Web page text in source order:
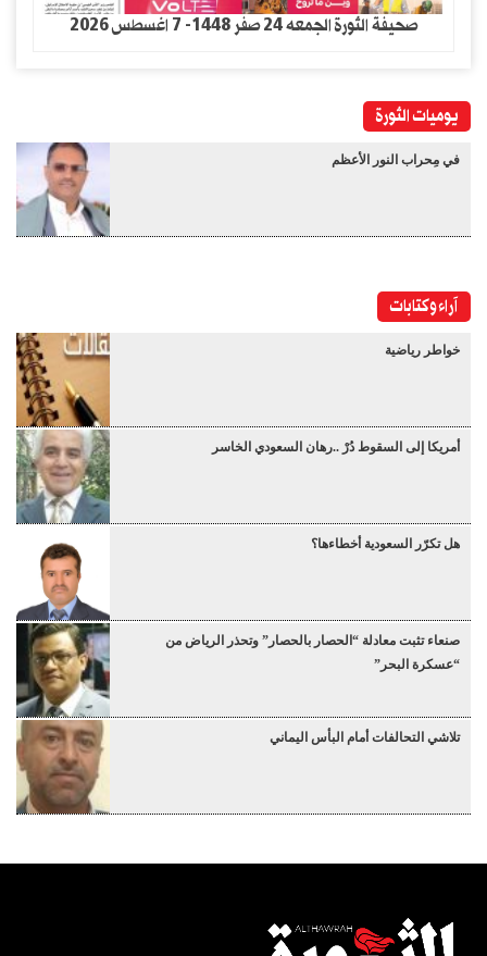
صحيفة الثورة الجمعه 24 صفر 1448- 7 اغسطس 2026
يوميات الثورة
في مِحراب النور الأعظم
آراء وكتابات
خواطر رياضية
أمريكا إلى السقوط دُرْ ..رهان السعودي الخاسر
هل تكرّر السعودية أخطاءها؟
صنعاء تثبت معادلة “الحصار بالحصار” وتحذر الرياض من
“عسكرة البحر”
تلاشي التحالفات أمام البأس اليماني